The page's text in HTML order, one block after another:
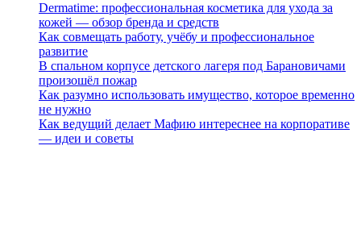
Dermatime: профессиональная косметика для ухода за
кожей — обзор бренда и средств
Как совмещать работу, учёбу и профессиональное
развитие
В спальном корпусе детского лагеря под Барановичами
произошёл пожар
Как разумно использовать имущество, которое временно
не нужно
Как ведущий делает Мафию интереснее на корпоративе
— идеи и советы